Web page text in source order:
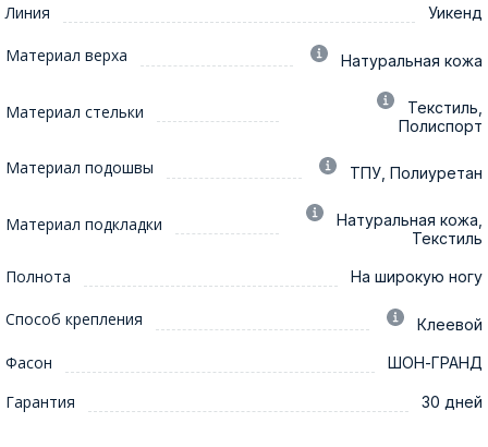
Линия Уикенд
Материал верха Натуральная кожа
Материал стельки
Текстиль,
Полиспорт
Материал подошвы ТПУ, Полиуретан
Материал подкладки
Натуральная кожа,
Текстиль
Полнота На широкую ногу
Способ крепления Клеевой
Фасон ШОН-ГРАНД
Гарантия 30 дней